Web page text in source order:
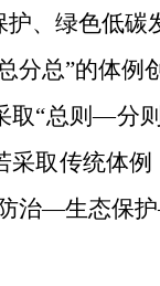
、绿色低碳
分总”的体例
取“总则—分
采取传统体
治—生态保